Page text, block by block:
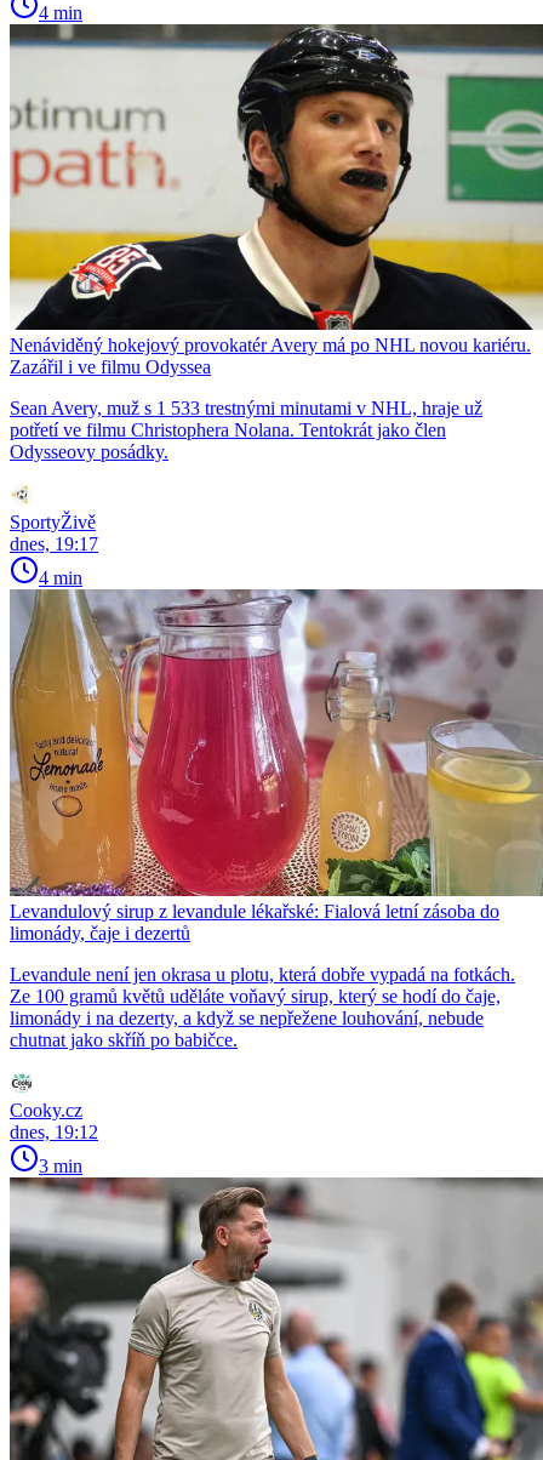
4 min
Nenáviděný hokejový provokatér Avery má po NHL novou kariéru.
Zazářil i ve filmu Odyssea
Sean Avery, muž s 1 533 trestnými minutami v NHL, hraje už
potřetí ve filmu Christophera Nolana. Tentokrát jako člen
Odysseovy posádky.
SportyŽivě
dnes, 19:17
4 min
Levandulový sirup z levandule lékařské: Fialová letní zásoba do
limonády, čaje i dezertů
Levandule není jen okrasa u plotu, která dobře vypadá na fotkách.
Ze 100 gramů květů uděláte voňavý sirup, který se hodí do čaje,
limonády i na dezerty, a když se nepřežene louhování, nebude
chutnat jako skříň po babičce.
Cooky.cz
dnes, 19:12
3 min